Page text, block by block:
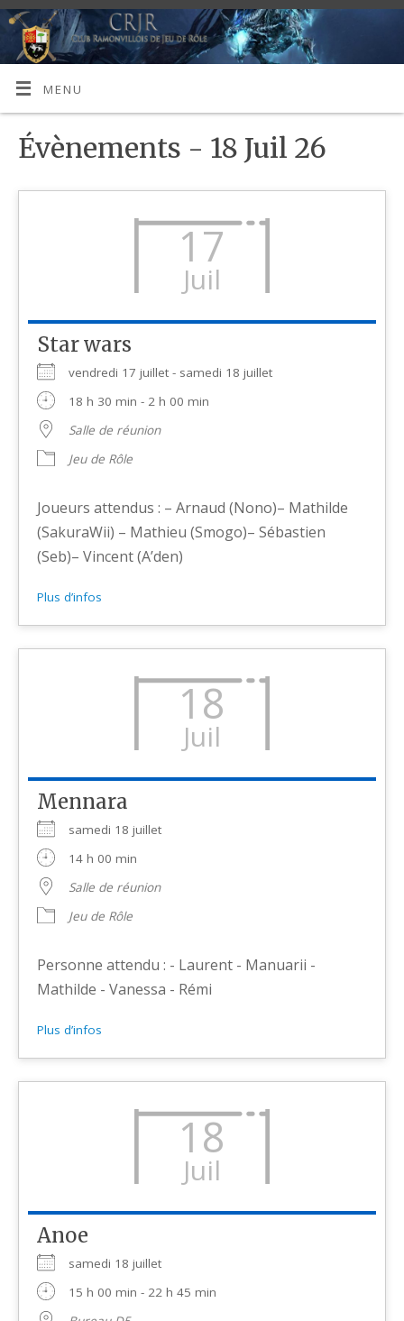
MENU
Évènements - 18 Juil 26
17
Juil
Star wars
vendredi 17 juillet - samedi 18 juillet
18 h 30 min - 2 h 00 min
Salle de réunion
Jeu de Rôle
Joueurs attendus : – Arnaud (Nono)– Mathilde
(SakuraWii) – Mathieu (Smogo)– Sébastien
(Seb)– Vincent (A’den)
Plus d’infos
18
Juil
Mennara
samedi 18 juillet
14 h 00 min
Salle de réunion
Jeu de Rôle
Personne attendu : - Laurent - Manuarii -
Mathilde - Vanessa - Rémi
Plus d’infos
18
Juil
Anoe
samedi 18 juillet
15 h 00 min - 22 h 45 min